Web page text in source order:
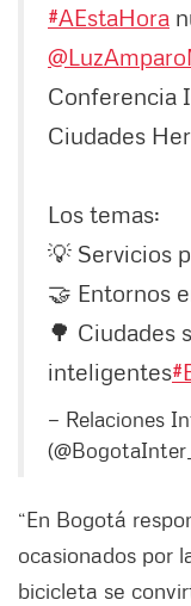
#AEstaHora
Conferencia
Ciudades
Los temas:
💡 Servicios
🤝 Entornos
🌳 Ciudades
inteligentes
— Relaciones
“En Bogotá
ocasionados por
bicicleta se